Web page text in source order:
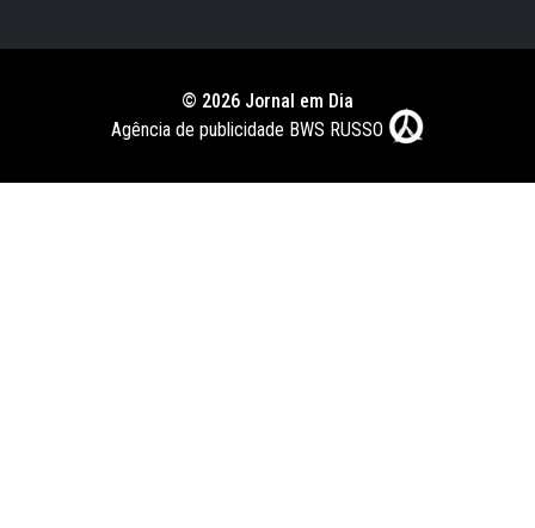
© 2026 Jornal em Dia
Agência de publicidade BWS RUSSO